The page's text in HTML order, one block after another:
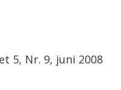
5, Nr. 9, juni 2008